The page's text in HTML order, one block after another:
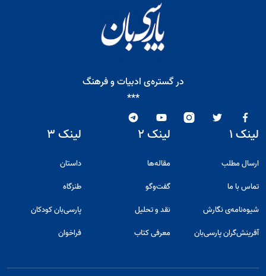
در گستره‌ی ادبیات و فرهنگ
***
لینک ۱
ارسال مطلب
تماس با ما
شیوه‌نامه‌ی نگارش
آفرینش‌گران پارسی‌بان
لینک ۲
مقاله‌ها
گفت‌و‌گو
نقد و تحلیل
معرفی کتاب
لینک ۳
داستان
طنزگاه
پارسی‌بان کودکان
فراخوان